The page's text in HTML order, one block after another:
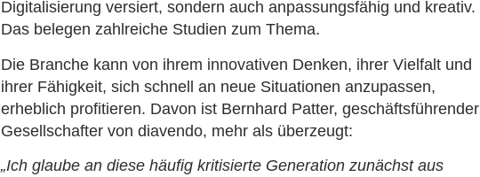
Digitalisierung versiert, sondern auch anpassungsfähig und kreativ.
Das belegen zahlreiche Studien zum Thema.
Die Branche kann von ihrem innovativen Denken, ihrer Vielfalt und
ihrer Fähigkeit, sich schnell an neue Situationen anzupassen,
erheblich profitieren. Davon ist Bernhard Patter, geschäftsführender
Gesellschafter von diavendo, mehr als überzeugt:
„Ich glaube an diese häufig kritisierte Generation zunächst aus